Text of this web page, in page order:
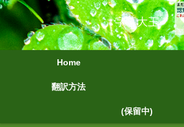
字幕大王
Home
翻訳方法
(保留中)